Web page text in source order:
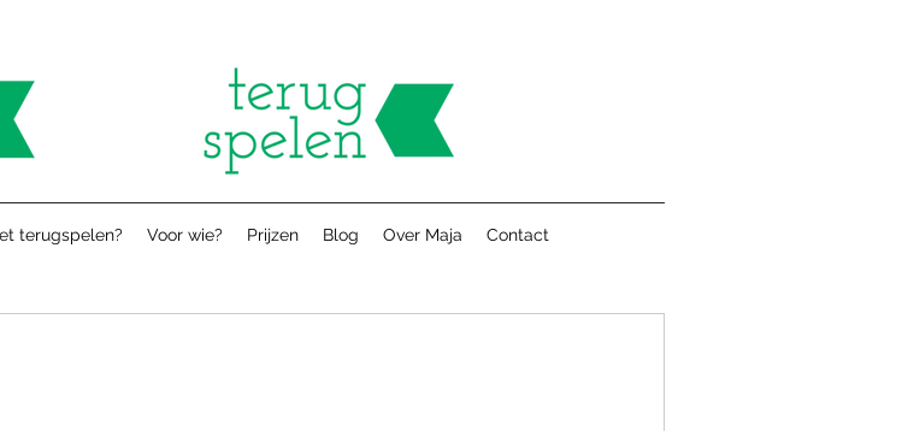
terugspelen? Voor wie? Prijzen Blog Over Maja Contact